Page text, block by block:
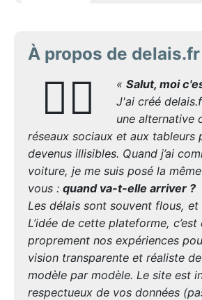
À propos de delais.fr
🙋‍♂️ « Salut, moi
J'ai créé
une alternative
réseaux sociaux et aux tableurs
devenus illisibles. Quand j’ai
voiture, je me suis posé la
vous : quand va-t-elle arriver ?
Les délais sont souvent flous, et
L’idée de cette plateforme,
proprement nos expériences
vision transparente et réaliste de
modèle par modèle. Le site est
respectueux de vos données